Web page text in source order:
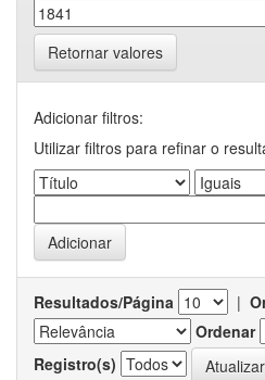
Retornar valores
Adicionar filtros:
Utilizar filtros para refinar o
Resultados/Página |
Ordenar
Registro(s)